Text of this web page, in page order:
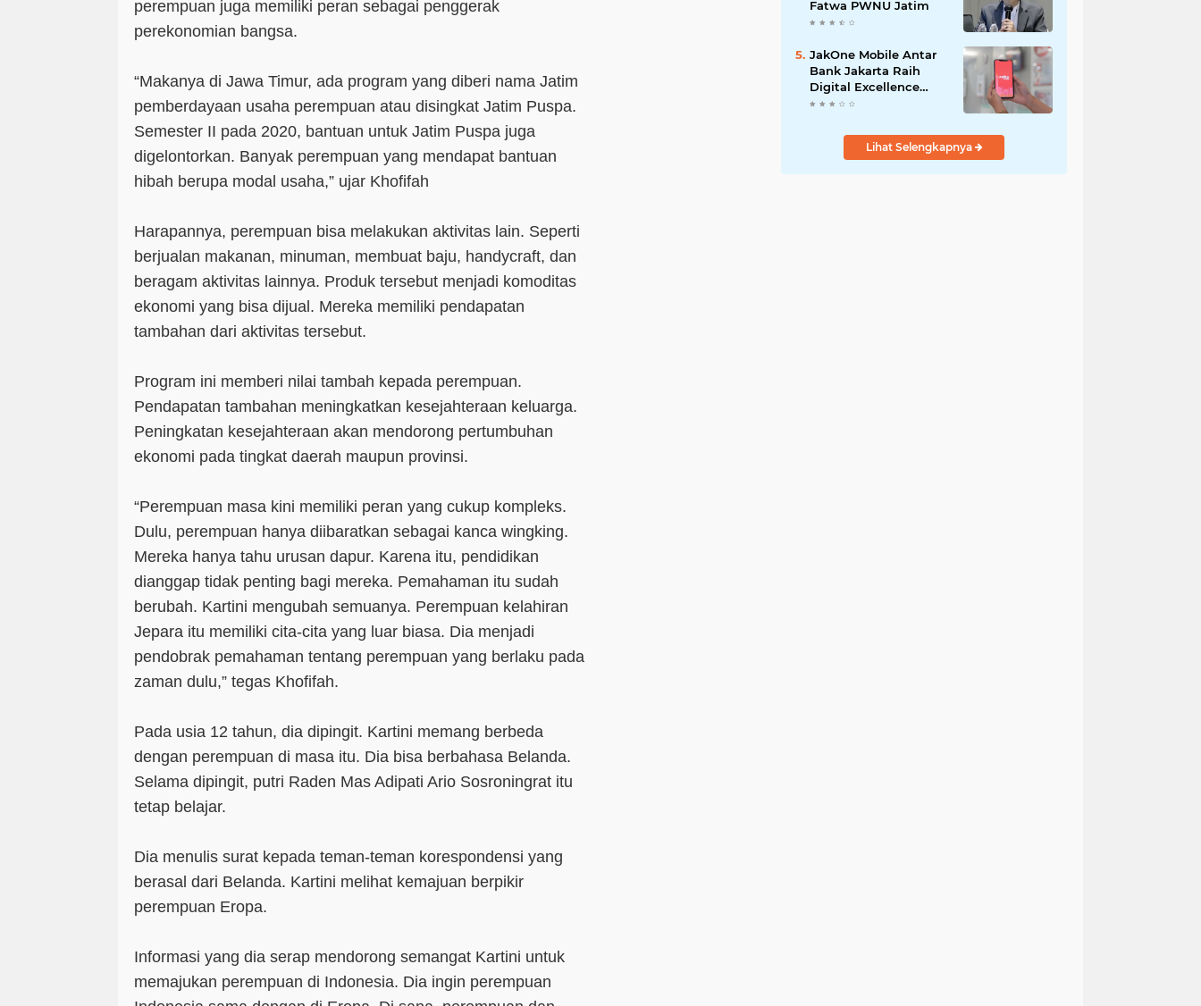
perempuan juga memiliki peran sebagai penggerak
perekonomian bangsa.
“Makanya di Jawa Timur, ada program yang diberi nama Jatim
pemberdayaan usaha perempuan atau disingkat Jatim Puspa.
Semester II pada 2020, bantuan untuk Jatim Puspa juga
digelontorkan. Banyak perempuan yang mendapat bantuan
hibah berupa modal usaha,” ujar Khofifah
Harapannya, perempuan bisa melakukan aktivitas lain. Seperti
berjualan makanan, minuman, membuat baju, handycraft, dan
beragam aktivitas lainnya. Produk tersebut menjadi komoditas
ekonomi yang bisa dijual. Mereka memiliki pendapatan
tambahan dari aktivitas tersebut.
Program ini memberi nilai tambah kepada perempuan.
Pendapatan tambahan meningkatkan kesejahteraan keluarga.
Peningkatan kesejahteraan akan mendorong pertumbuhan
ekonomi pada tingkat daerah maupun provinsi.
“Perempuan masa kini memiliki peran yang cukup kompleks.
Dulu, perempuan hanya diibaratkan sebagai kanca wingking.
Mereka hanya tahu urusan dapur. Karena itu, pendidikan
dianggap tidak penting bagi mereka. Pemahaman itu sudah
berubah. Kartini mengubah semuanya. Perempuan kelahiran
Jepara itu memiliki cita-cita yang luar biasa. Dia menjadi
pendobrak pemahaman tentang perempuan yang berlaku pada
zaman dulu,” tegas Khofifah.
Pada usia 12 tahun, dia dipingit. Kartini memang berbeda
dengan perempuan di masa itu. Dia bisa berbahasa Belanda.
Selama dipingit, putri Raden Mas Adipati Ario Sosroningrat itu
tetap belajar.
Dia menulis surat kepada teman-teman korespondensi yang
berasal dari Belanda. Kartini melihat kemajuan berpikir
perempuan Eropa.
Informasi yang dia serap mendorong semangat Kartini untuk
memajukan perempuan di Indonesia. Dia ingin perempuan
Fatwa PWNU Jatim
JakOne Mobile Antar
Bank Jakarta Raih
Digital Excellence
Awards 2026
Lihat Selengkapnya